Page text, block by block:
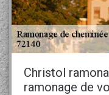
Christol
ramonage de